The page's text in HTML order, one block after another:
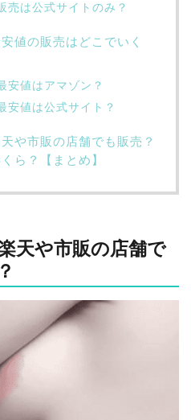
売は公式サイトのみ？
値の販売はどこでいく
安値はアマゾン？
安値は公式サイト？
や市販の店舗でも販売？
ら？【まとめ】
天や市販の店舗で